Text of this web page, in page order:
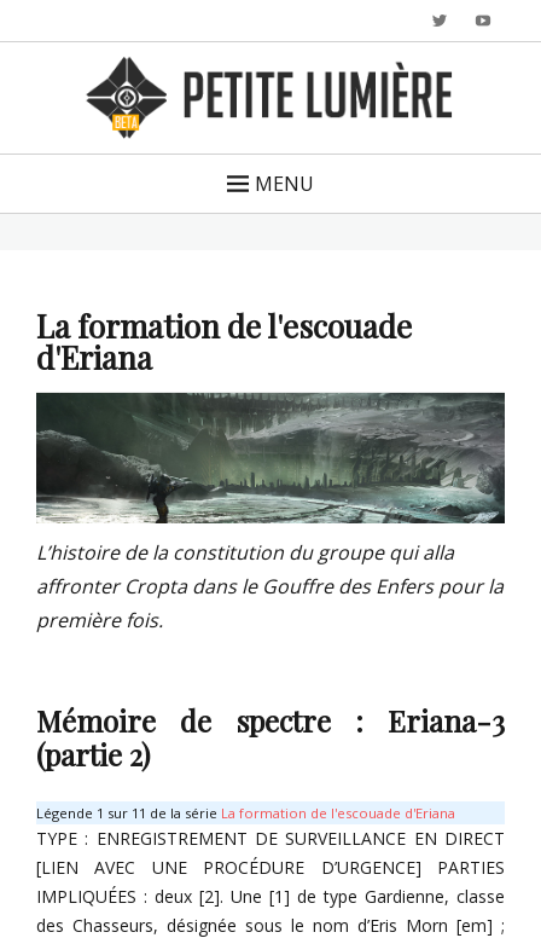
Twitter
MENU
La formation de l'escouade
d'Eriana
L’histoire de la constitution du groupe qui alla
affronter Cropta dans le Gouffre des Enfers pour la
première fois.
Mémoire de spectre : Eriana-3
(partie 2)
Légende 1 sur 11 de la série La formation de l'escouade d'Eriana
TYPE : ENREGISTREMENT DE SURVEILLANCE EN DIRECT
[LIEN AVEC UNE PROCÉDURE D’URGENCE] PARTIES
IMPLIQUÉES : deux [2]. Une [1] de type Gardienne, classe
des Chasseurs, désignée sous le nom d’Eris Morn [em] ;